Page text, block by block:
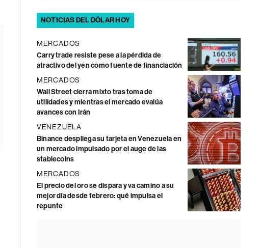
NOTICIAS DEL DÓLAR HOY
MERCADOS
Carry trade resiste pese a la pérdida de
atractivo del yen como fuente de financiación
MERCADOS
Wall Street cierra mixto tras toma de
utilidades y mientras el mercado evalúa
avances con Irán
VENEZUELA
Binance despliega su tarjeta en Venezuela en
un mercado impulsado por el auge de las
stablecoins
MERCADOS
El precio del oro se dispara y va camino a su
mejor día desde febrero: qué impulsa el
repunte